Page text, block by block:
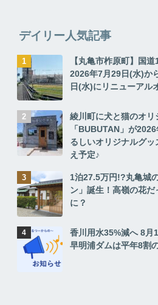
デイリー人気記事
【丸亀市柞原町】国
2026年7月29日(水)か
日(水)にリニューアル
綾川町に犬と猫のオリ
「BUBUTAN」が
るしいオリジナルグ
え予定♪
1泊27.5万円!?丸亀城
ン」誕生！高嶺の花
に？
香川用水35%減へ 8月
早明浦ダムは平年8割